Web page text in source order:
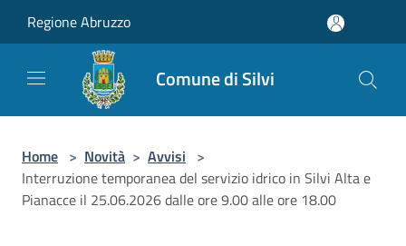
Regione Abruzzo
Comune di Silvi
Home > Novità > Avvisi >
Interruzione temporanea del servizio idrico in Silvi Alta e
Pianacce il 25.06.2026 dalle ore 9.00 alle ore 18.00